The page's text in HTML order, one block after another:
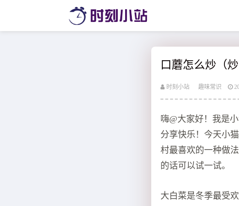
口蘑怎么炒（
时刻小站 趣味常识
嗨@大家好！我是
分享快乐！今天小
村最喜欢的一种做
的话可以试一试。
大白菜是冬季最受